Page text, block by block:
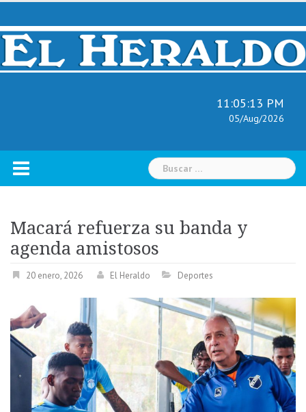
Skip
content
11:05:14 PM
05/Aug/2026
Buscar:
Macará refuerza su banda y
agenda amistosos
20 enero, 2026 El Heraldo Deportes